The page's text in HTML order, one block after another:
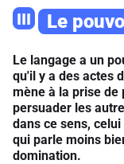
III Le
Le langage a un
qu'il y a des actes
mène à la prise de
persuader les
dans ce sens,
qui parle moins
domination.